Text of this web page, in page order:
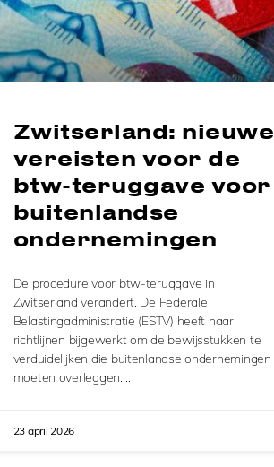
Zwitserland: nieuwe
vereisten voor de
btw-teruggave voor
buitenlandse
ondernemingen
De procedure voor btw-teruggave in
Zwitserland verandert. De Federale
Belastingadministratie (ESTV) heeft haar
richtlijnen bijgewerkt om de bewijsstukken te
verduidelijken die buitenlandse ondernemingen
moeten overleggen….
23 april 2026